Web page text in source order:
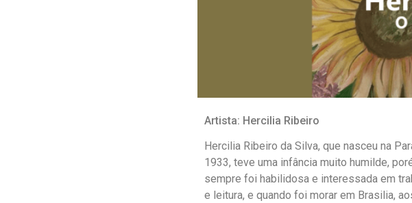
Artista: Hercilia Ribeiro
Hercilia Ribeiro da Silva, que nasceu na
1933, teve uma infância muito humilde,
sempre foi habilidosa e interessada em
e leitura, e quando foi morar em Brasilia,